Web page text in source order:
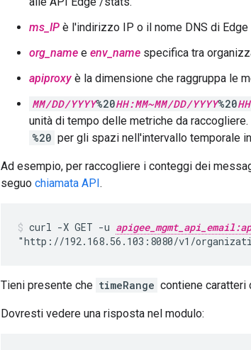
ms_IP è l'indirizzo IP o il nome DNS di
org_name e env_name specifica tra
apiproxy è la dimensione che raggruppa le
MM/DD/YYYY%20HH:MM~MM/DD/YYYY%20
unità di tempo delle metriche da
%20 per gli spazi nell'intervallo temporale
Ad esempio, per raccogliere i conteggi dei
seguo chiamata API.
curl -X GET -u
"http://192.168.56.103:8080/v1/
Tieni presente che timeRange contiene caratteri
Dovresti vedere una risposta nel modulo: